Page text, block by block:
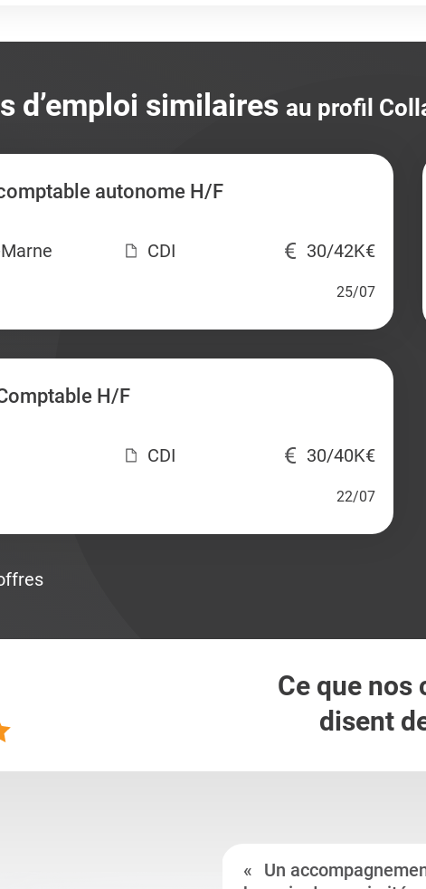
d’emploi similaires au profil
autonome H/F
CDI
30/42K€
25/07
H/F
CDI
30/40K€
22/07
Ce que nos
disent
Un